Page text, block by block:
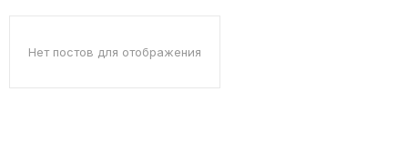
Нет постов для отображения